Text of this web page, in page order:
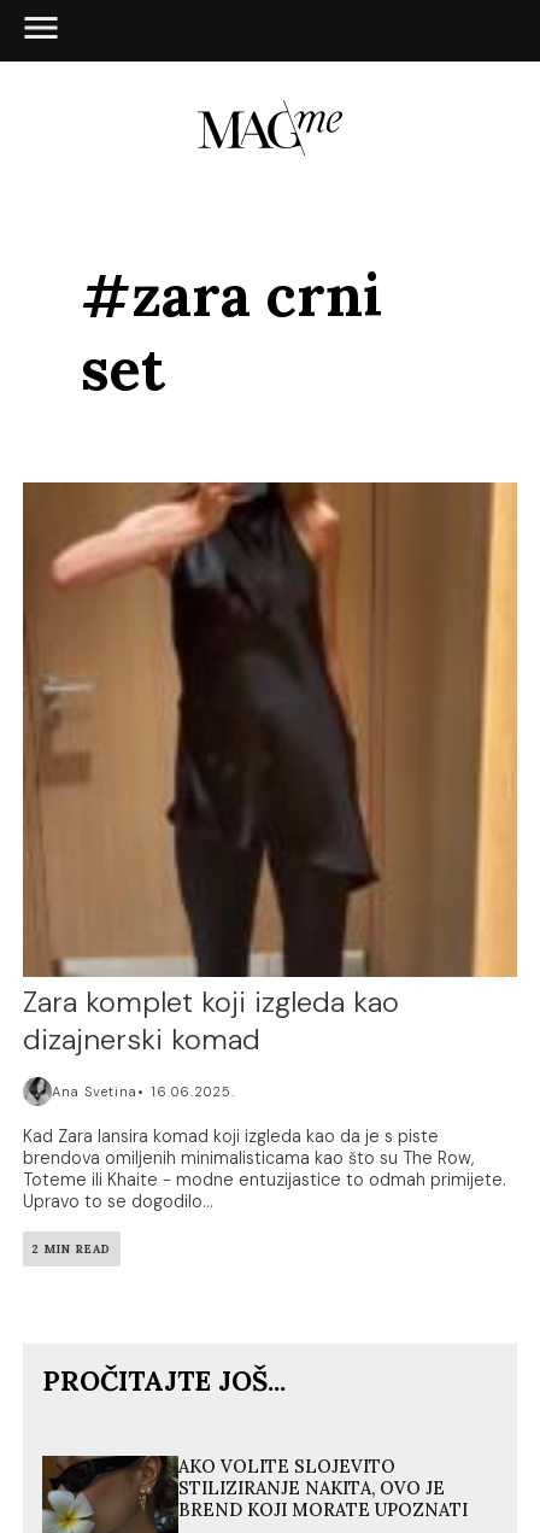
#zara crni
set
Zara komplet koji izgleda kao
dizajnerski komad
Ana Svetina 16.06.2025.
Kad Zara lansira komad koji izgleda kao da je s piste
brendova omiljenih minimalisticama kao što su The Row,
Toteme ili Khaite - modne entuzijastice to odmah primijete.
Upravo to se dogodilo...
2 MIN READ
PROČITAJTE JOŠ...
AKO VOLITE SLOJEVITO
STILIZIRANJE NAKITA, OVO JE
BREND KOJI MORATE UPOZNATI